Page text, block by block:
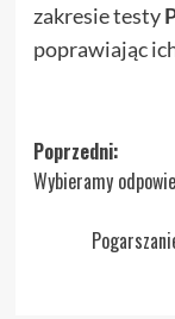
zakresie testy
poprawiając
Zobacz
wpisy
Poprzedni:
Wybieramy